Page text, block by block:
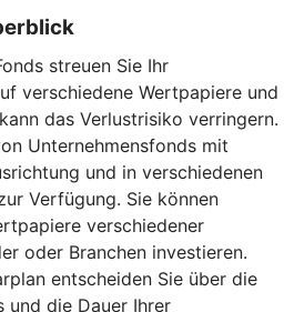
streuen Sie Ihr
verschiedene Wertpapiere und
das Verlustrisiko verringern.
Unternehmensfonds mit
und in verschiedenen
Verfügung. Sie können
verschiedener
oder Branchen investieren.
entscheiden Sie über die
und die Dauer Ihrer